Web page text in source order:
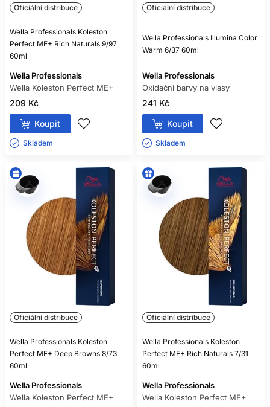
Oficiální distribuce
Wella Professionals Koleston
Perfect ME+ Rich Naturals 9/97
60ml
Wella Professionals
Wella Koleston Perfect ME+
209 Kč
Koupit
Skladem ㅤ
Oficiální distribuce
Wella Professionals Illumina Color
Warm 6/37 60ml
Wella Professionals
Oxidační barvy na vlasy
241 Kč
Koupit
Skladem ㅤ
Oficiální distribuce
Wella Professionals Koleston
Perfect ME+ Deep Browns 8/73
60ml
Wella Professionals
Wella Koleston Perfect ME+
Oficiální distribuce
Wella Professionals Koleston
Perfect ME+ Rich Naturals 7/31
60ml
Wella Professionals
Wella Koleston Perfect ME+